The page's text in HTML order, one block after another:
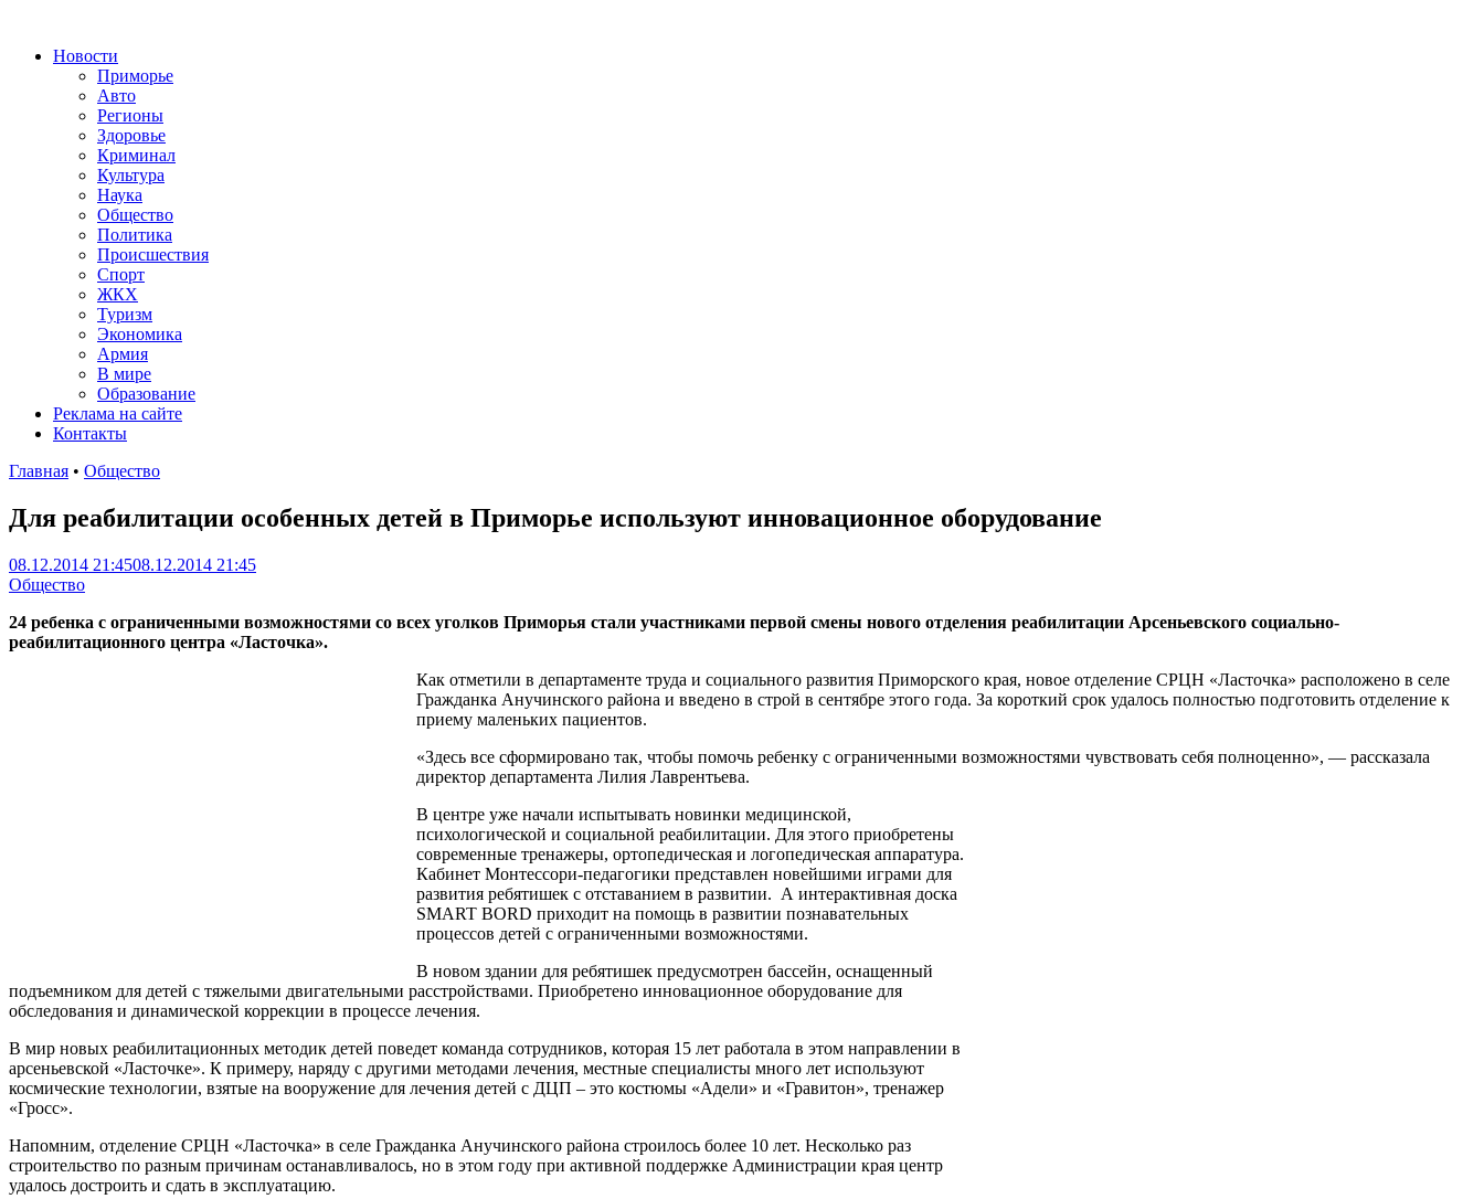
Новости
Приморье
Авто
Регионы
Здоровье
Криминал
Культура
Наука
Общество
Политика
Происшествия
Спорт
ЖКХ
Туризм
Экономика
Армия
В мире
Образование
Реклама на сайте
Контакты
Главная • Общество
Для реабилитации особенных детей в Приморье используют инновационное оборудование
08.12.2014 21:4508.12.2014 21:45
Общество
24 ребенка с ограниченными возможностями со всех уголков Приморья стали участниками первой смены нового отделения реабилитации Арсеньевского социально-
реабилитационного центра «Ласточка».
Как отметили в департаменте труда и социального развития Приморского края, новое отделение СРЦН «Ласточка» расположено в селе
Гражданка Анучинского района и введено в строй в сентябре этого года. За короткий срок удалось полностью подготовить отделение к
приему маленьких пациентов.
«Здесь все сформировано так, чтобы помочь ребенку с ограниченными возможностями чувствовать себя полноценно», — рассказала
директор департамента Лилия Лаврентьева.
В центре уже начали испытывать новинки медицинской,
психологической и социальной реабилитации. Для этого приобретены
современные тренажеры, ортопедическая и логопедическая аппаратура.
Кабинет Монтессори-педагогики представлен новейшими играми для
развития ребятишек с отставанием в развитии. А интерактивная доска
SMART BORD приходит на помощь в развитии познавательных
процессов детей с ограниченными возможностями.
В новом здании для ребятишек предусмотрен бассейн, оснащенный
подъемником для детей с тяжелыми двигательными расстройствами. Приобретено инновационное оборудование для
обследования и динамической коррекции в процессе лечения.
В мир новых реабилитационных методик детей поведет команда сотрудников, которая 15 лет работала в этом направлении в
арсеньевской «Ласточке». К примеру, наряду с другими методами лечения, местные специалисты много лет используют
космические технологии, взятые на вооружение для лечения детей с ДЦП – это костюмы «Адели» и «Гравитон», тренажер
«Гросс».
Напомним, отделение СРЦН «Ласточка» в селе Гражданка Анучинского района строилось более 10 лет. Несколько раз
строительство по разным причинам останавливалось, но в этом году при активной поддержке Администрации края центр
удалось достроить и сдать в эксплуатацию.